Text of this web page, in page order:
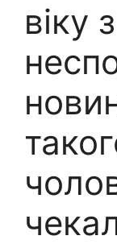
віку